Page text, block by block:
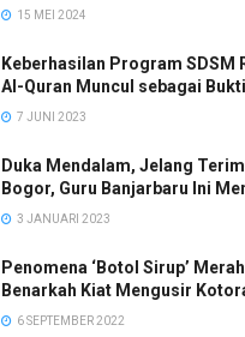
15 MEI 2024
Keberhasilan Program SDSM
Al-Quran Muncul sebagai
7 JUNI 2023
Duka Mendalam, Jelang
Bogor, Guru Banjarbaru Ini
3 JANUARI 2023
Penomena ‘Botol Sirup’
Benarkah Kiat Mengusir
6 SEPTEMBER 2022